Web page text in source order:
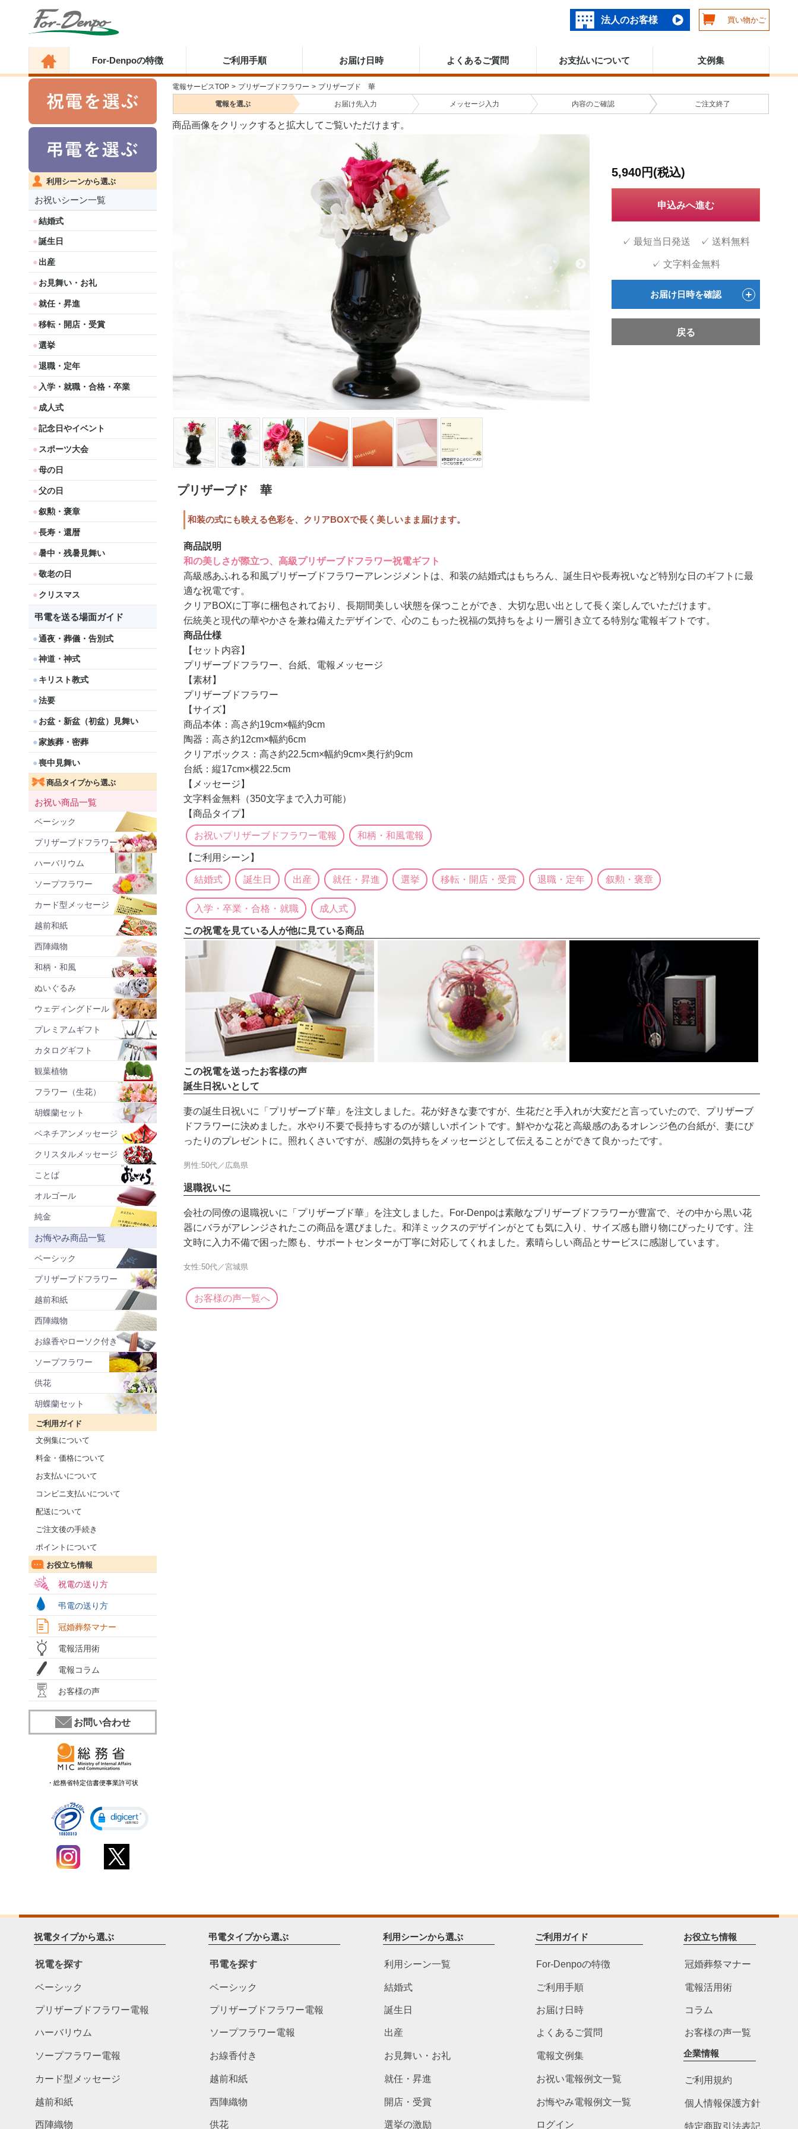
法人のお客様 買い物かご
For-Denpoの特徴 ご利用手順 お届け日時 よくあるご質問 お支払いについて 文例集
利用シーンから選ぶ
お祝いシーン一覧
結婚式
誕生日
出産
お見舞い・お礼
就任・昇進
移転・開店・受賞
選挙
退職・定年
入学・就職・合格・卒業
成人式
記念日やイベント
スポーツ大会
母の日
父の日
叙勲・褒章
長寿・還暦
暑中・残暑見舞い
敬老の日
クリスマス
弔電を送る場面ガイド
通夜・葬儀・告別式
神道・神式
キリスト教式
法要
お盆・新盆（初盆）見舞い
家族葬・密葬
喪中見舞い
商品タイプから選ぶ
お祝い商品一覧
ベーシック
プリザーブドフラワー
ハーバリウム
ソープフラワー
カード型メッセージ
越前和紙
西陣織物
和柄・和風
ぬいぐるみ
ウェディングドール
プレミアムギフト
カタログギフト
観葉植物
フラワー（生花）
胡蝶蘭セット
ベネチアンメッセージ
クリスタルメッセージ
ことば
オルゴール
純金
お悔やみ商品一覧
ベーシック
プリザーブドフラワー
越前和紙
西陣織物
お線香やローソク付き
ソープフラワー
供花
胡蝶蘭セット
ご利用ガイド
文例集について
料金・価格について
お支払いについて
コンビニ支払いについて
配送について
ご注文後の手続き
ポイントについて
お役立ち情報
祝電の送り方
弔電の送り方
冠婚葬祭マナー
電報活用術
電報コラム
お客様の声
お問い合わせ
・総務省特定信書便事業許可状
電報サービスTOP > プリザーブドフラワー > プリザーブド 華
電報を選ぶ お届け先入力 メッセージ 入力 内容の ご確認 ご注文終了
商品画像をクリックすると拡大してご覧いただけます。
プリザーブド 華
和装の式にも映える色彩を、クリアBOXで長く美しいまま届けます。
商品説明
和の美しさが際立つ、高級プリザーブドフラワー祝電ギフト
高級感あふれる和風プリザーブドフラワーアレンジメントは、和装の結婚式はもちろん、誕生日や長寿祝いなど特別な日のギフトに最
適な祝電です。
クリアBOXに丁寧に梱包されており、長期間美しい状態を保つことができ、大切な思い出として長く楽しんでいただけます。
伝統美と現代の華やかさを兼ね備えたデザインで、心のこもった祝福の気持ちをより一層引き立てる特別な電報ギフトです。
商品仕様
【セット内容】
プリザーブドフラワー、台紙、電報メッセージ
【素材】
プリザーブドフラワー
【サイズ】
商品本体：高さ約19cm×幅約9cm
陶器：高さ約12cm×幅約6cm
クリアボックス：高さ約22.5cm×幅約9cm×奥行約9cm
台紙：縦17cm×横22.5cm
【メッセージ】
文字料金無料（350文字まで入力可能）
【商品タイプ】
お祝いプリザーブドフラワー電報 和柄・和風電報
【ご利用シーン】
結婚式 誕生日 出産 就任・昇進 選挙 移転・開店・受賞 退職・定年 叙勲・褒章
入学・卒業・合格・就職 成人式
この祝電を見ている人が他に見ている商品
この祝電を送ったお客様の声
誕生日祝いとして
妻の誕生日祝いに「プリザーブド華」を注文しました。花が好きな妻ですが、生花だと手入れが大変だと言っていたので、プリザーブ
ドフラワーに決めました。水やり不要で長持ちするのが嬉しいポイントです。鮮やかな花と高級感のあるオレンジ色の台紙が、妻にぴ
ったりのプレゼントに。照れくさいですが、感謝の気持ちをメッセージとして伝えることができて良かったです。
男性:50代／広島県
退職祝いに
会社の同僚の退職祝いに「プリザーブド華」を注文しました。For-Denpoは素敵なプリザーブドフラワーが豊富で、その中から黒い花
器にバラがアレンジされたこの商品を選びました。和洋ミックスのデザインがとても気に入り、サイズ感も贈り物にぴったりです。注
文時に入力不備で困った際も、サポートセンターが丁寧に対応してくれました。素晴らしい商品とサービスに感謝しています。
女性:50代／宮城県
お客様の声一覧へ
5,940円(税込)
申込みへ進む
✓ 最短当日発送 ✓ 送料無料
✓ 文字料金無料
お届け日時を確認
戻る
祝電タイプから選ぶ
祝電を探す
ベーシック
プリザーブドフラワー電報
ハーバリウム
ソープフラワー電報
カード型メッセージ
越前和紙
西陣織物
弔電タイプから選ぶ
弔電を探す
ベーシック
プリザーブドフラワー電報
ソープフラワー電報
お線香付き
越前和紙
西陣織物
供花
利用シーンから選ぶ
利用シーン一覧
結婚式
誕生日
出産
お見舞い・お礼
就任・昇進
開店・受賞
選挙の激励
ご利用ガイド
For-Denpoの特徴
ご利用手順
お届け日時
よくあるご質問
電報文例集
お祝い電報例文一覧
お悔やみ電報例文一覧
ログイン
お役立ち情報
冠婚葬祭マナー
電報活用術
コラム
お客様の声一覧
企業情報
ご利用規約
個人情報保護方針
特定商取引法表記